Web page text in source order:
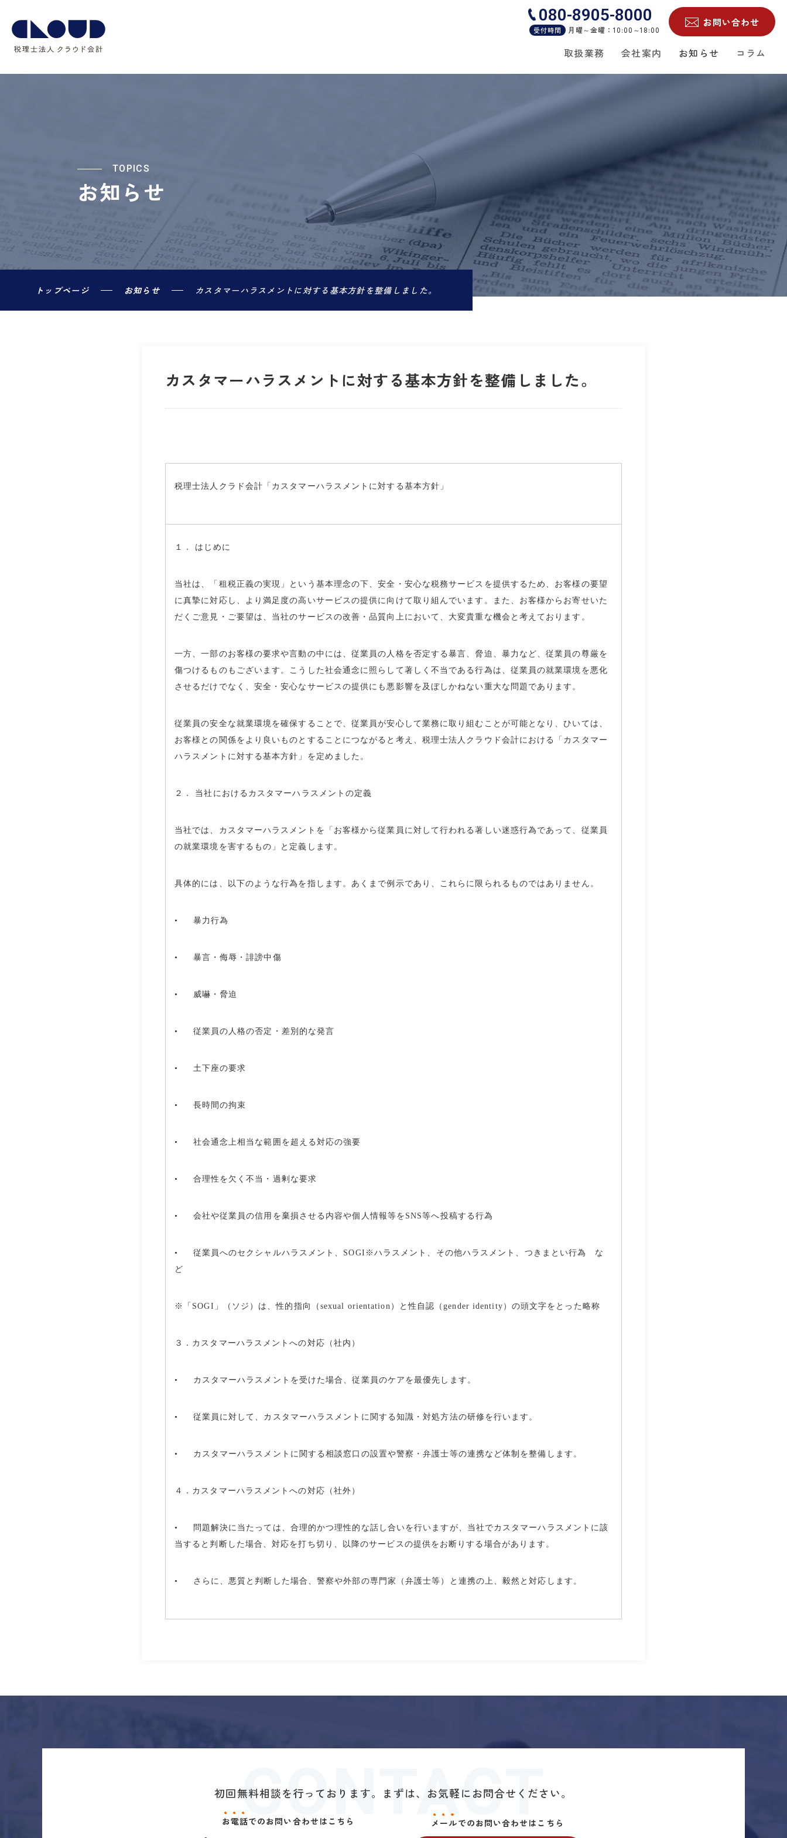
取扱業務 会社案内 お知らせ コラム
080-8905-8000
受付時間 月曜～金曜：10:00～18:00
お問い合わせ
TOPICS
お知らせ
トップページ お知らせ カスタマーハラスメントに対する基本方針を整備しました。
カスタマーハラスメントに対する基本方針を整備しました。
税理士法人クラド会計「カスタマーハラスメントに対する基本方針」
１． はじめに
当社は、「租税正義の実現」という基本理念の下、安全・安心な税務サービスを提供するため、お客様の要望
に真摯に対応し、より満足度の高いサービスの提供に向けて取り組んでいます。また、お客様からお寄せいた
だくご意見・ご要望は、当社のサービスの改善・品質向上において、大変貴重な機会と考えております。
一方、一部のお客様の要求や言動の中には、従業員の人格を否定する暴言、脅迫、暴力など、従業員の尊厳を
傷つけるものもございます。こうした社会通念に照らして著しく不当である行為は、従業員の就業環境を悪化
させるだけでなく、安全・安心なサービスの提供にも悪影響を及ぼしかねない重大な問題であります。
従業員の安全な就業環境を確保することで、従業員が安心して業務に取り組むことが可能となり、ひいては、
お客様との関係をより良いものとすることにつながると考え、税理士法人クラウド会計における「カスタマー
ハラスメントに対する基本方針」を定めました。
２． 当社におけるカスタマーハラスメントの定義
当社では、カスタマーハラスメントを「お客様から従業員に対して行われる著しい迷惑行為であって、従業員
の就業環境を害するもの」と定義します。
具体的には、以下のような行為を指します。あくまで例示であり、これらに限られるものではありません。
• 暴力行為
• 暴言・侮辱・誹謗中傷
• 威嚇・脅迫
• 従業員の人格の否定・差別的な発言
• 土下座の要求
• 長時間の拘束
• 社会通念上相当な範囲を超える対応の強要
• 合理性を欠く不当・過剰な要求
• 会社や従業員の信用を棄損させる内容や個人情報等を SNS等へ投稿する行為
• 従業員へのセクシャルハラスメント、 SOGI ※ハラスメント、その他ハラスメント、つきまとい行為 な
ど
※「 SOGI 」（ソジ）は、性的指向（ sexual orientation ）と性自認（gender identity ）の頭文字をとった略称
３．カスタマーハラスメントへの対応（社内）
• カスタマーハラスメントを受けた場合、従業員のケアを最優先します。
• 従業員に対して、カスタマーハラスメントに関する知識・対処方法の研修を行います。
• カスタマーハラスメントに関する相談窓口の設置や警察・弁護士等の連携など体制を整備します。
４．カスタマーハラスメントへの対応（社外）
• 問題解決に当たっては、合理的かつ理性的な話し合いを行いますが、当社でカスタマーハラスメントに該
当すると判断した場合、対応を打ち切り、以降のサービスの提供をお断りする場合があります。
• さらに、悪質と判断した場合、警察や外部の専門家（弁護士等）と連携の上、毅然と対応します。
CONTACT
初回無料相談を行っております。まずは、お気軽にお問合せください。
お電話でのお問い合わせはこちら メ ールでのお問い合わせはこちら